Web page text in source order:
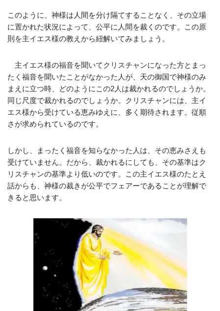
このように、神様は人間を分け隔てすることなく、その立場
に置かれた状況によって、公平に人間を裁くのです。この原
則を主イエス様の教えから紐解いてみましょう。
主イエス様の福音を聞いてクリスチャンになった方とまっ
たく福音を聞いたことがなかった人が、天の御国で神様のみ
まえに立つ時、どのようにこの2人は裁かれるのでしょうか。
同じ尺度で裁かれるのでしょうか。クリスチャンには、主イ
エス様から受けている恵みゆえに、多く期待されます。従順
さが求められているのです。
しかし、まったく福音を知らなかった人は、その恵みさえも
受けていません。だから、裁かれるにしても、その基準はク
リスチャンの基準より低いのです。この主イエス様のたとえ
話からも、神様の裁きが公平でフェアーであることが理解で
きると思います。